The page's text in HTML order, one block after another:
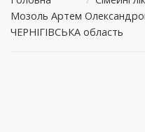
Мозоль Артем
ЧЕРНІГІВСЬКА область